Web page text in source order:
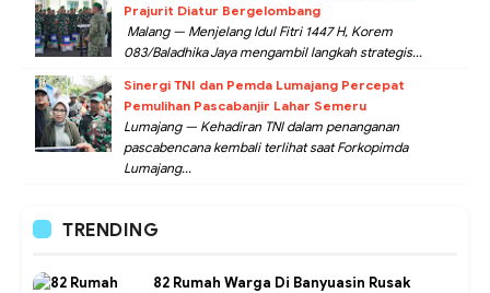
Prajurit Diatur Bergelombang
Malang — Menjelang Idul Fitri 1447 H, Korem
083/Baladhika Jaya mengambil langkah strategis...
Sinergi TNI dan Pemda Lumajang Percepat
Pemulihan Pascabanjir Lahar Semeru
Lumajang — Kehadiran TNI dalam penanganan
pascabencana kembali terlihat saat Forkopimda
Lumajang...
TRENDING
82 Rumah Warga Di Banyuasin Rusak